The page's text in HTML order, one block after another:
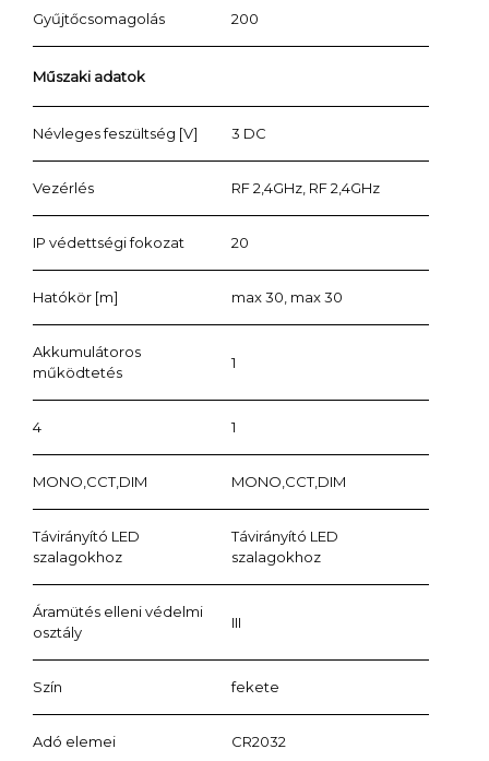
Gyűjtőcsomagolás 200
Műszaki adatok
Névleges feszültség [V] 3 DC
Vezérlés RF 2,4GHz, RF 2,4GHz
IP védettségi fokozat 20
Hatókör [m] max 30, max 30
Akkumulátoros
működtetés
1
4 1
MONO,CCT,DIM MONO,CCT,DIM
Távirányító LED
szalagokhoz
Távirányító LED
szalagokhoz
Áramütés elleni védelmi
osztály
III
Szín fekete
Adó elemei CR2032